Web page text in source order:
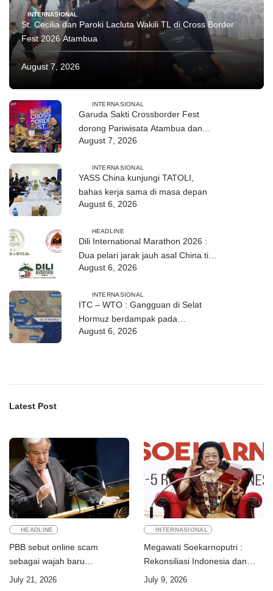
INTERNASIONAL
St. Cecilia dan Paroki Lacluta Wakili TL di Cross Border
August 7, 2026
INTERNASIONAL
Garuda Sakti Crossborder Fest
dorong Pariwisata Atambua dan
August 7, 2026
INTERNASIONAL
YASS China kunjungi TATOLI,
bahas kerja sama di masa depan
August 6, 2026
HEADLINE
Dili International Marathon 2026 :
Dua pelari jarak jauh asal China tiba
di Dili
August 6, 2026
INTERNASIONAL
ITC – WTO : Gangguan di Selat
Hormuz berdampak pada
perdagangan energi, pupuk, dan
August 6, 2026
Latest Post
HEADLINE
PBB sebut online scam
sebagai wajah baru
July 21, 2026
INTERNASIONAL
Megawati Soekarnoputri :
Rekonsiliasi Indonesia dan
Timor-Leste jadi teladan dunia
July 9, 2026